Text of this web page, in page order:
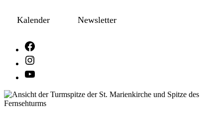
Kalender Newsletter